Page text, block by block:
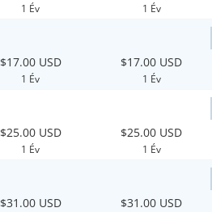
1 Év 1 Év
$17.00 USD
1 Év
$17.00 USD
1 Év
$25.00 USD
1 Év
$25.00 USD
1 Év
$31.00 USD $31.00 USD